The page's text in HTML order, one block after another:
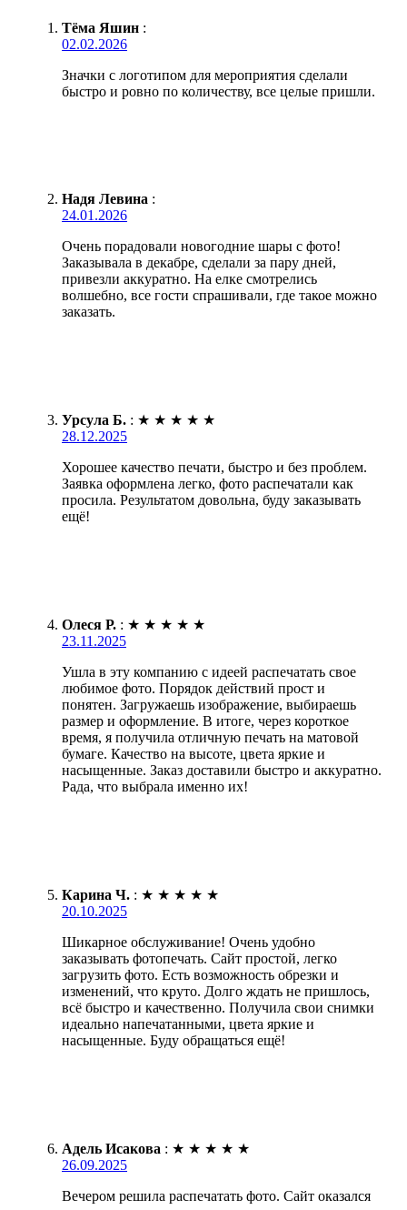
Тёма Яшин :
02.02.2026
Значки с логотипом для мероприятия сделали
быстро и ровно по количеству, все целые пришли.
Надя Левина :
24.01.2026
Очень порадовали новогодние шары с фото!
Заказывала в декабре, сделали за пару дней,
привезли аккуратно. На елке смотрелись
волшебно, все гости спрашивали, где такое можно
заказать.
Урсула Б. : ★ ★ ★ ★ ★
28.12.2025
Хорошее качество печати, быстро и без проблем.
Заявка оформлена легко, фото распечатали как
просила. Результатом довольна, буду заказывать
ещё!
Олеся Р. : ★ ★ ★ ★ ★
23.11.2025
Ушла в эту компанию с идеей распечатать свое
любимое фото. Порядок действий прост и
понятен. Загружаешь изображение, выбираешь
размер и оформление. В итоге, через короткое
время, я получила отличную печать на матовой
бумаге. Качество на высоте, цвета яркие и
насыщенные. Заказ доставили быстро и аккуратно.
Рада, что выбрала именно их!
Карина Ч. : ★ ★ ★ ★ ★
20.10.2025
Шикарное обслуживание! Очень удобно
заказывать фотопечать. Сайт простой, легко
загрузить фото. Есть возможность обрезки и
изменений, что круто. Долго ждать не пришлось,
всё быстро и качественно. Получила свои снимки
идеально напечатанными, цвета яркие и
насыщенные. Буду обращаться ещё!
Адель Исакова : ★ ★ ★ ★ ★
26.09.2025
Вечером решила распечатать фото. Сайт оказался